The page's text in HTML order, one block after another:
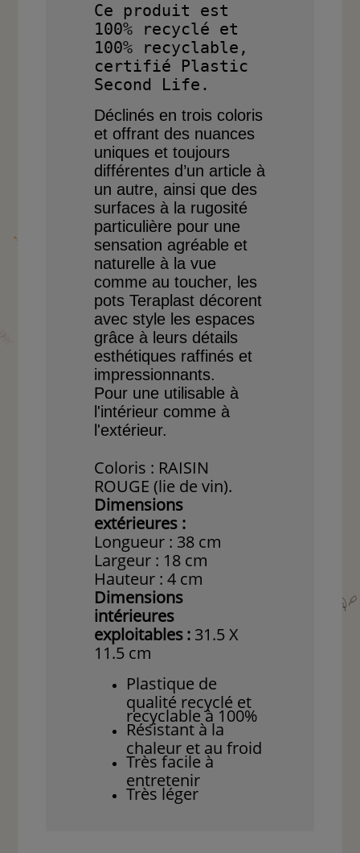
Ce produit est
100% recyclé et
100% recyclable,
certifié Plastic
Déclinés en trois coloris
et offrant des nuances
uniques et toujours
différentes d’un article à
un autre, ainsi que des
surfaces à la rugosité
particulière pour une
sensation agréable et
naturelle à lavue
comme au toucher, les
pots Teraplast décorent
avec style les espaces
grâce à leurs détails
esthétiques raffinés et
impressionnants.
Pour une utilisable à
l'intérieur comme à
l'extérieur.
Coloris : RAISIN
ROUGE (lie de vin).
Dimensions
extérieures :
Longueur : 38 cm
Largeur : 18 cm
Hauteur : 4 cm
Dimensions
intérieures
exploitables: 31.5 X
11.5 cm
Plastique de
qualité recyclé et
recyclable à 100%
Résistant à la
chaleur et au froid
Très facile à
entretenir
Très léger